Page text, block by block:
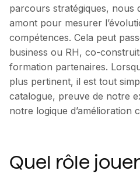
parcours stratégiques, nous
amont pour mesurer
compétences. Cela peut
business ou RH, co-
formation partenaires.
plus pertinent, il est tout
catalogue, preuve de notre
notre logique d’amélioration
Quel rôle